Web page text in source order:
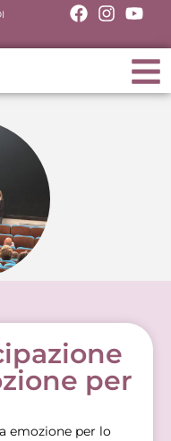
per
emozione per lo